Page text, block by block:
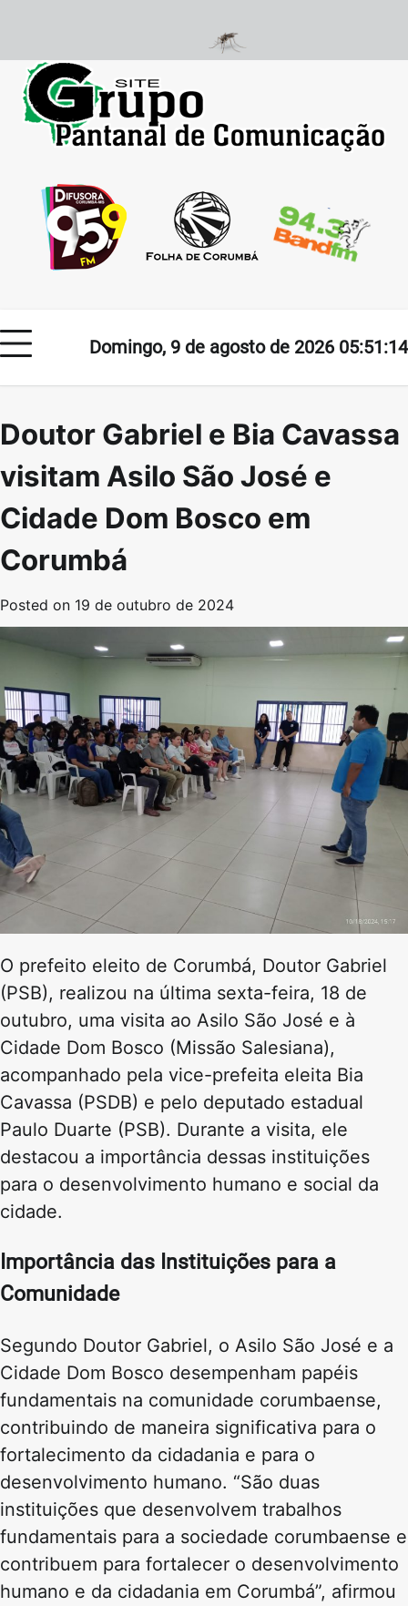
content
Domingo, 9 de agosto de 2026 05:51:14
Doutor Gabriel e Bia Cavassa
visitam Asilo São José e
Cidade Dom Bosco em
Corumbá
Posted on 19 de outubro de 2024
O prefeito eleito de Corumbá, Doutor Gabriel
(PSB), realizou na última sexta-feira, 18 de
outubro, uma visita ao Asilo São José e à
Cidade Dom Bosco (Missão Salesiana),
acompanhado pela vice-prefeita eleita Bia
Cavassa (PSDB) e pelo deputado estadual
Paulo Duarte (PSB). Durante a visita, ele
destacou a importância dessas instituições
para o desenvolvimento humano e social da
cidade.
Importância das Instituições para a
Comunidade
Segundo Doutor Gabriel, o Asilo São José e a
Cidade Dom Bosco desempenham papéis
fundamentais na comunidade corumbaense,
contribuindo de maneira significativa para o
fortalecimento da cidadania e para o
desenvolvimento humano. “São duas
instituições que desenvolvem trabalhos
fundamentais para a sociedade corumbaense e
contribuem para fortalecer o desenvolvimento
humano e da cidadania em Corumbá”, afirmou